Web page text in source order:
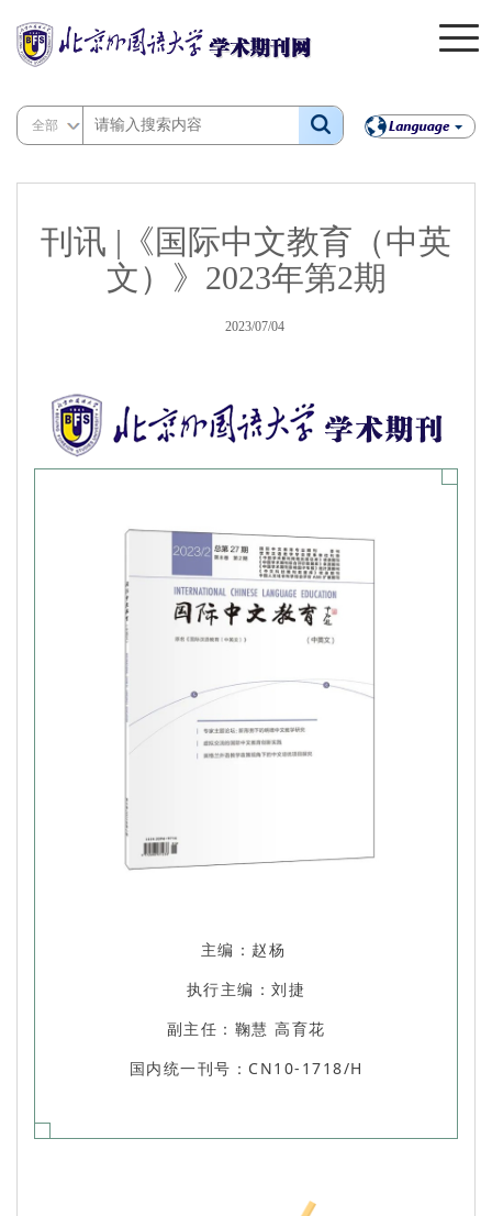
全部
刊讯 |《国际中文教育（中英
文）》2023年第2期
2023/07/04
主编：赵杨
执行主编：刘捷
副主任：鞠慧 高育花
国内统一刊号：CN10-1718/H